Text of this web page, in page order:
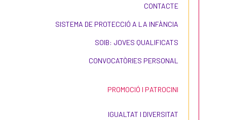
CONTACTE
SISTEMA DE PROTECCIÓ A LA INFÀNCIA
SOIB: JOVES QUALIFICATS
CONVOCATÒRIES PERSONAL
PROMOCIÓ I PATROCINI
IGUALTAT I DIVERSITAT